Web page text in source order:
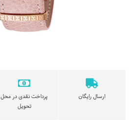
ارسال رایگان
پرداخت نقدی در محل
تحویل